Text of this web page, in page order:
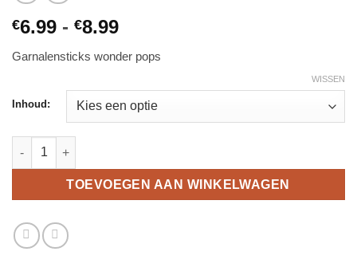
€6.99 - €8.99Prijsklasse:
tot
Garnalensticks wonder pops
Inhoud:
WISSEN
Wonder pops aantal
TOEVOEGEN AAN WINKELWAGEN